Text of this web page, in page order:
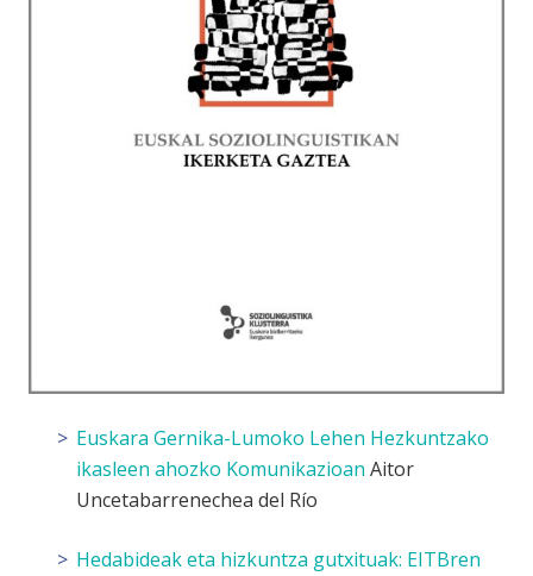
Euskara Gernika-Lumoko Lehen Hezkuntzako
ikasleen ahozko Komunikazioan Aitor
Uncetabarrenechea del Río
Hedabideak eta hizkuntza gutxituak: EITBren